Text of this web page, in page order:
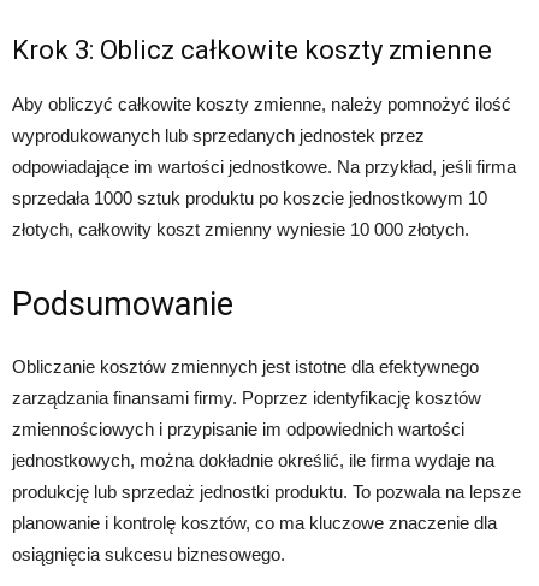
Krok 3: Oblicz całkowite koszty zmienne
Aby obliczyć całkowite koszty zmienne, należy pomnożyć ilość
wyprodukowanych lub sprzedanych jednostek przez
odpowiadające im wartości jednostkowe. Na przykład, jeśli firma
sprzedała 1000 sztuk produktu po koszcie jednostkowym 10
złotych, całkowity koszt zmienny wyniesie 10 000 złotych.
Podsumowanie
Obliczanie kosztów zmiennych jest istotne dla efektywnego
zarządzania finansami firmy. Poprzez identyfikację kosztów
zmiennościowych i przypisanie im odpowiednich wartości
jednostkowych, można dokładnie określić, ile firma wydaje na
produkcję lub sprzedaż jednostki produktu. To pozwala na lepsze
planowanie i kontrolę kosztów, co ma kluczowe znaczenie dla
osiągnięcia sukcesu biznesowego.